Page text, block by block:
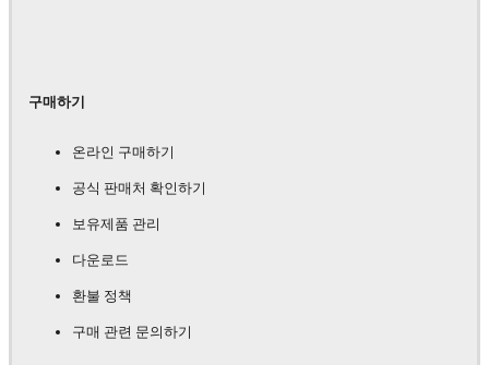
구매하기
온라인 구매하기
공식 판매처 확인하기
보유제품 관리
다운로드
환불 정책
구매 관련 문의하기